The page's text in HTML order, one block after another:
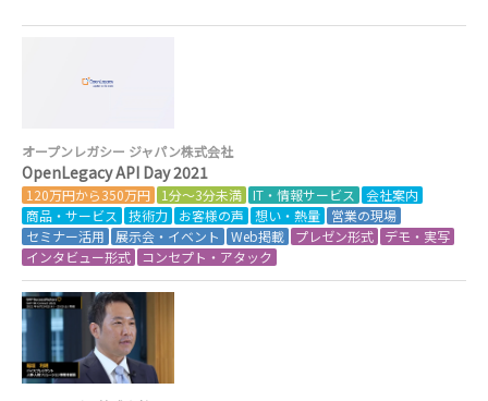
オープンレガシー ジャパン株式会社
OpenLegacy API Day 2021
120万円から350万円 1分～3分未満 IT・情報サービス
会社案内
商品・サービス
技術力 お客様の声 想い・熱量
営業の現場
セミナー活用
展示会・イベント Web掲載 プレゼン形式
デモ・実写
インタビュー形式
コンセプト・アタック